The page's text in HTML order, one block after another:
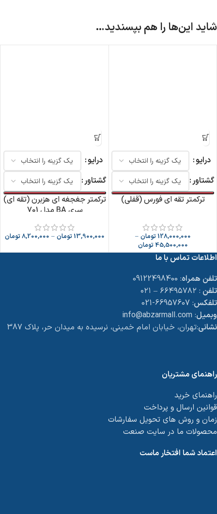
شاید این‌ها را هم بپسندید…
درایو
گشتاور
ترکمتر تقه ای فورس (قفلی)
128,000,000 تومان –
45,500,000 تومان
درایو
گشتاور
ترکمتر جغجغه ای هزبرن (تقه ای)
سری BA مدل 701
13,900,000 تومان –
8,200,000تومان
اطلاعات تماس با ما
تلفن همراه: 09122498400
تلفن : ۶۶۴۹۵۷۸۲ – ۰۲۱
تلفکس: 66957607-021
وبمیل: info@abzarmall.com
نشانی:تهران، خیابان امام خمینی، نرسیده به میدان حر، پلاک 387
راهنمای مشتریان
راهنمای خرید
قوانین ارسال و پرداخت
زمان و روش های تحویل سفارشات
محصولات ما در سایت صنعت
اعتماد شما افتخار ماست